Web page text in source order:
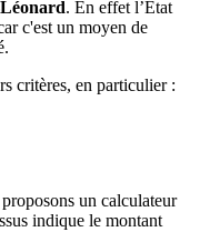
. En effet l’État
c'est un moyen de
critères, en particulier :
un calculateur
indique le montant